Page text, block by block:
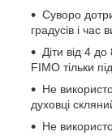
Суворо
градусів і час
Діти від 4
FIMO тільки
Не
духовці
Не